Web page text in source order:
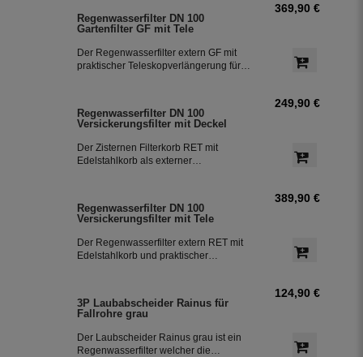
Notüberlauf genutzt werden. Der Zulauf
zur Zisterne erfolgt seitlich.
Regenwasserfilter DN 100
Gartenfilter GF mit Tele
Der Regenwasserfilter extern GF mit
praktischer Teleskopverlängerung für
Notüberlauf genutzt werden. Der Zulauf
zur Zisterne erfolgt seitlich. Die
Verlängerung lässt sich bei Bedarf
kürzen oder erweitern.
369,90 €
Regenwasserfilter DN 100
Versickerungsfilter mit Deckel
Der Zisternen Filterkorb RET mit
Edelstahlkorb als externer
Einspeisung oder wahlweise als
Notüberlauf genutzt werden. Der Zulauf
zur Zisterne erfolgt seitlich. Geeignet
für Garten und Haustechnik.
249,90 €
Regenwasserfilter DN 100
Versickerungsfilter mit Tele
Der Regenwasserfilter extern RET mit
Edelstahlkorb und praktischer
Einspeisung oder wahlweise als
Notüberlauf genutzt werden. Der Zulauf
zur Zisterne erfolgt seitlich. Geeignet
für Garten und Haustechnik.
389,90 €
3P Laubabscheider Rainus für
Fallrohre grau
Der Laubscheider Rainus grau ist ein
Regenwasserfilter welcher die
124,90 €